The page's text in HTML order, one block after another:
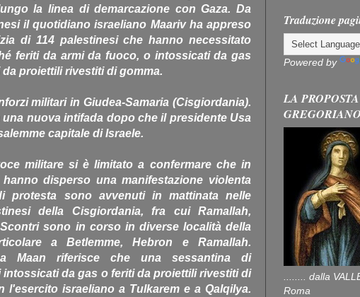
la linea di demarcazione con Gaza. Da
il quotidiano israeliano Maariv ha appreso
di 114 palestinesi che hanno necessitato
feriti da armi da fuoco, o intossicati da gas
proiettili rivestiti di gomma.
militari in Giudea-Samaria (Cisgiordania).
una nuova intifada dopo che il presidente Usa
capitale di Israele.
militare si è limitato a confermare che in
disperso una manifestazione violenta
protesta sono avvenuti in mattinata nelle
della Cisgiordania, fra cui Ramallah,
sono in corso in diverse località della
a Betlemme, Hebron e Ramallah.
Maan riferisce che una sessantina di
da gas o feriti da proiettili rivestiti di
l'esercito israeliano a Tulkarem e a Qalqilya.
Traduzione
Powered by
LA
........ dalla
Roma